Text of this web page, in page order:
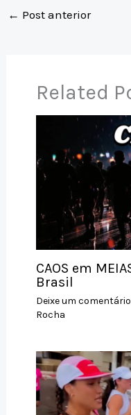
s
p
y
k
← Post anterior
Related
CAOS em
Brasil
Deixe um comentário
Rocha